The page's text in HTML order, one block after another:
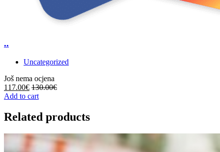
..
Uncategorized
Još nema ocjena
117.00€ 130.00€
Add to cart
Related products